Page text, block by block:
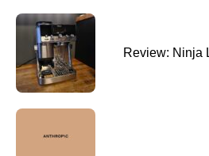
Review: Ninja